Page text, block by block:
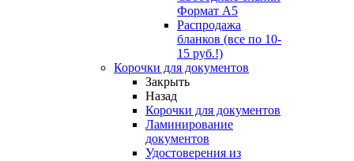
Формат А5
Распродажа
бланков (все по 10-
15 руб.!)
Корочки для документов
Закрыть
Назад
Корочки для документов
Ламинирование
документов
Удостоверения из